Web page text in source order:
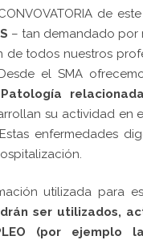
de
– tan demandado por
de todos nuestros
el SMA
su actividad
enfermedades
utilizada para
ser utilizados,
(por ejemplo